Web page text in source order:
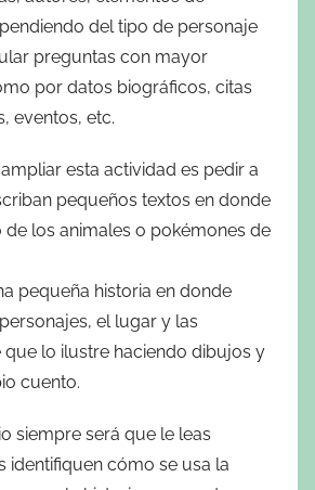
del tipo de personaje
preguntas con mayor
por datos biográficos, citas
eventos, etc.
esta actividad es pedir a
pequeños textos en donde
de los animales o pokémones de
pequeña historia en donde
el lugar y las
que lo ilustre haciendo dibujos y
cuento.
siempre será que le leas
identifiquen cómo se usa la